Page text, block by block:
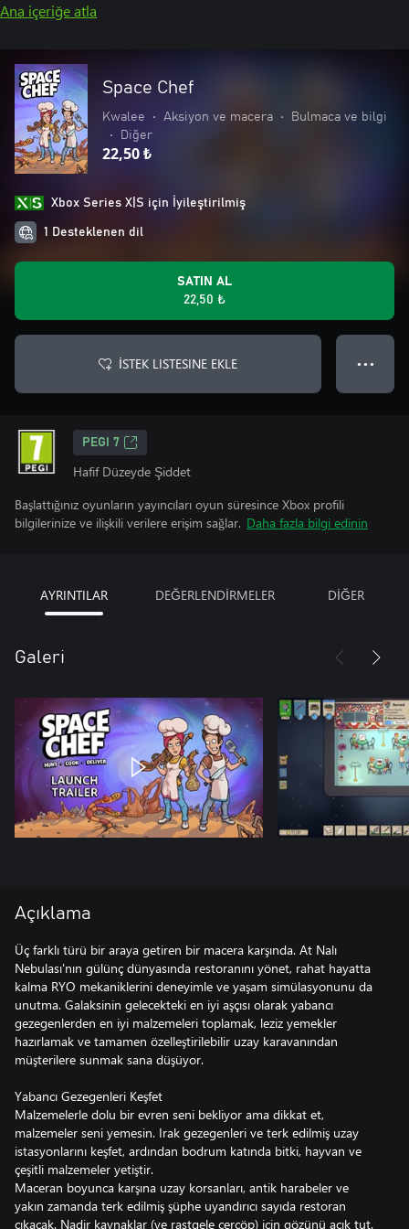
Ana içeriğe atla
Space Chef
Kwalee • Aksiyon ve macera •
Bulmaca ve bilgi
•
Diğer
22,50 ₺
Xbox Series X|S için İyileştirilmiş
1 Desteklenen dil
SATIN AL
22,50 ₺
İSTEK LISTESINE EKLE ● ● ●
PEGI 7
Hafif Düzeyde Şiddet
Başlattığınız oyunların yayıncıları oyun süresince Xbox profili
bilgilerinize ve ilişkili verilere erişim sağlar. Daha fazla bilgi edinin
AYRINTILAR DEĞERLENDİRMELER DİĞER
Galeri
Açıklama
Üç farklı türü bir araya getiren bir macera karşında. At Nalı
Nebulası'nın gülünç dünyasında restoranını yönet, rahat hayatta
kalma RYO mekaniklerini deneyimle ve yaşam simülasyonunu da
unutma. Galaksinin gelecekteki en iyi aşçısı olarak yabancı
gezegenlerden en iyi malzemeleri toplamak, leziz yemekler
hazırlamak ve tamamen özelleştirilebilir uzay karavanından
müşterilere sunmak sana düşüyor.
Yabancı Gezegenleri Keşfet
Malzemelerle dolu bir evren seni bekliyor ama dikkat et,
malzemeler seni yemesin. Irak gezegenleri ve terk edilmiş uzay
istasyonlarını keşfet, ardından bodrum katında bitki, hayvan ve
çeşitli malzemeler yetiştir.
Maceran boyunca karşına uzay korsanları, antik harabeler ve
yakın zamanda terk edilmiş şüphe uyandırıcı sayıda restoran
çıkacak. Nadir kaynaklar (ve rastgele çerçöp) için gözünü açık tut.